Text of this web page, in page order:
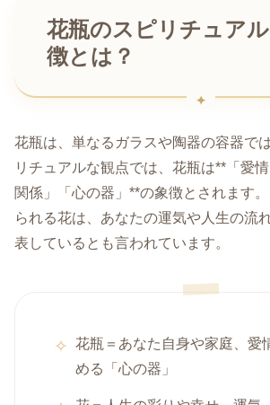
花瓶のスピリチュア
徴とは？
花瓶は、単なるガラスや陶器の容器で
リチュアルな観点では、花瓶は**「愛
関係」「心の器」**の象徴とされます
られる花は、あなたの運気や人生の流
表しているとも言われています。
花瓶＝あなた自身や家庭、愛
める「心の器」